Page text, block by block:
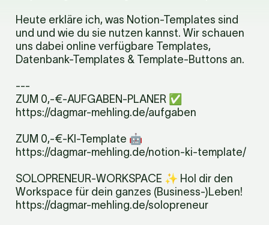
Heute erkläre ich, was Notion-Templates sind
und und wie du sie nutzen kannst. Wir schauen
uns dabei online verfügbare Templates,
Datenbank-Templates & Template-Buttons an.
---
ZUM 0,-€-AUFGABEN-PLANER ✅
https://dagmar-mehling.de/aufgaben
ZUM 0,-€-KI-Template 🤖
https://dagmar-mehling.de/notion-ki-template/
SOLOPRENEUR-WORKSPACE ✨ Hol dir den
Workspace für dein ganzes (Business-)Leben!
https://dagmar-mehling.de/solopreneur